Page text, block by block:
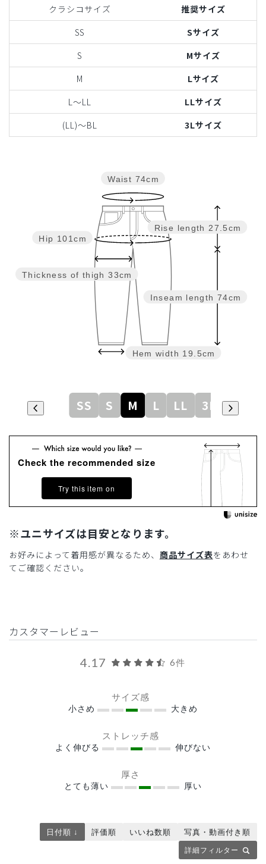
クラシコサイズ
推奨サイズ
SS
Sサイズ
S
Mサイズ
M
Lサイズ
L〜LL
LLサイズ
(LL)〜BL
3Lサイズ
Inseam length 74cm
Rise length 27.5cm
Hem width 19.5cm
Thickness of thigh 33cm
Hip 101cm
Waist 74cm
SS S M L LL 3L
Check the recommended size
Try this item on
※ユニサイズは目安となります。
お好みによって着用感が異なるため、 商品サイズ表をあわせ
てご確認ください。
カスタマーレビュー
4.17 6件
サイズ感
小さめ 大きめ
ストレッチ感
よく伸びる 伸びない
厚さ
とても薄い 厚い
詳細フィルター
日付順 ↓ 評価順 いいね数順 写真・動画付き順